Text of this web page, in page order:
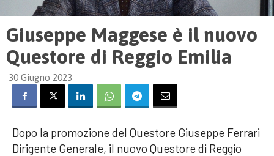
Giuseppe Maggese è il nuovo
Questore di Reggio Emilia
30 Giugno 2023
Dopo la promozione del Questore Giuseppe Ferrari
Dirigente Generale, il nuovo Questore di Reggio